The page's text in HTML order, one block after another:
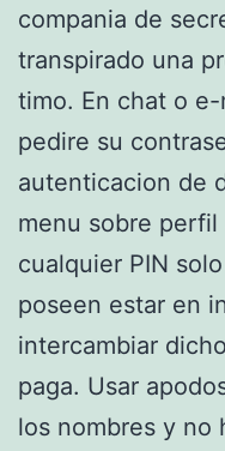
compania de
transpirado una
timo. En chat o
pedire su
autenticacion de
menu sobre
cualquier PIN
poseen estar en
intercambiar
paga. Usar
los nombres y no